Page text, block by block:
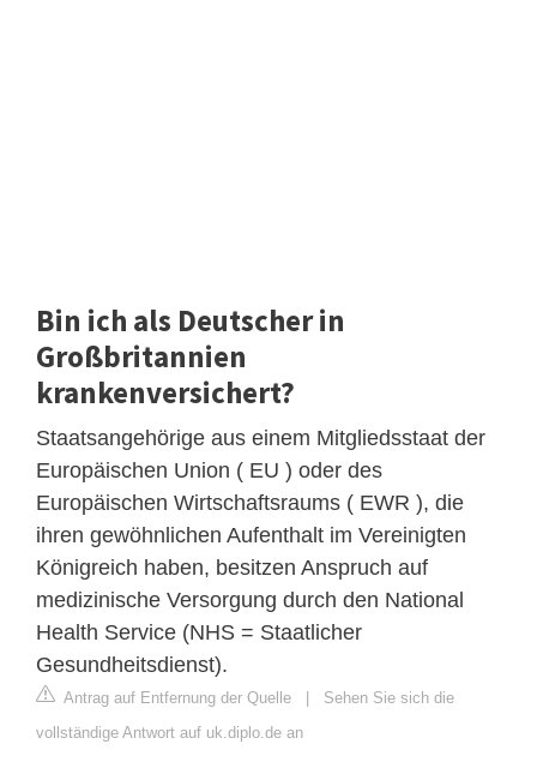
Bin ich als Deutscher in
Großbritannien
krankenversichert?
Staatsangehörige aus einem Mitgliedsstaat der
Europäischen Union ( EU ) oder des
Europäischen Wirtschaftsraums ( EWR ), die
ihren gewöhnlichen Aufenthalt im Vereinigten
Königreich haben, besitzen Anspruch auf
medizinische Versorgung durch den National
Health Service (NHS = Staatlicher
Gesundheitsdienst).
Antrag auf Entfernung der Quelle
Sehen Sie sich die
vollständige Antwort auf uk.diplo.de an